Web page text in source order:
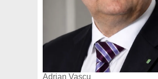
Adrian Vascu